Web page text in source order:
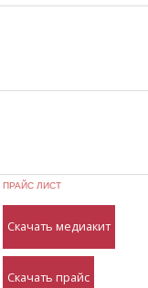
ПРАЙС ЛИСТ
Скачать медиакит
Скачать прайс